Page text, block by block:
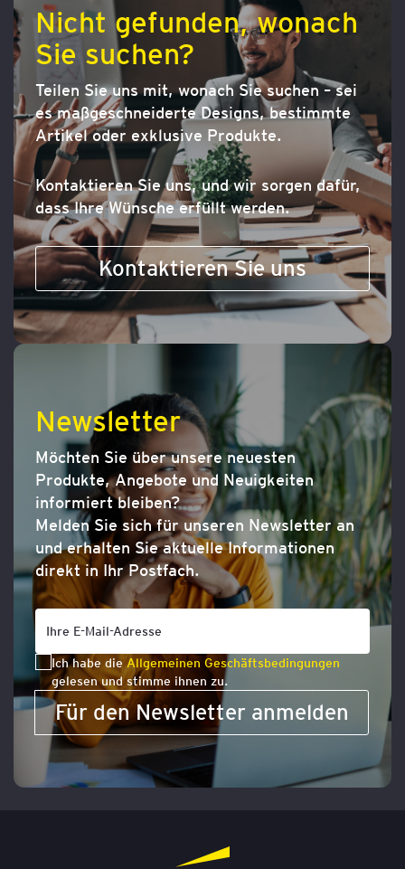
Nicht gefunden, wonach
Sie suchen?
Teilen Sie uns mit, wonach Sie suchen – sei
es maßgeschneiderte Designs, bestimmte
Artikel oder exklusive Produkte.
Kontaktieren Sie uns, und wir sorgen dafür,
dass Ihre Wünsche erfüllt werden.
Kontaktieren Sie uns
Newsletter
Möchten Sie über unsere neuesten
Produkte, Angebote und Neuigkeiten
informiert bleiben?
Melden Sie sich für unseren Newsletter an
und erhalten Sie aktuelle Informationen
direkt in Ihr Postfach.
Ich habe dieAllgemeinen Geschäftsbedingungen
gelesen und stimme ihnen zu.
Für den Newsletter anmelden